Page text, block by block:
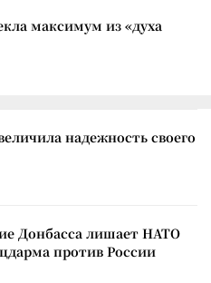
максимум из «духа
надежность своего
Донбасса лишает НАТО
против России